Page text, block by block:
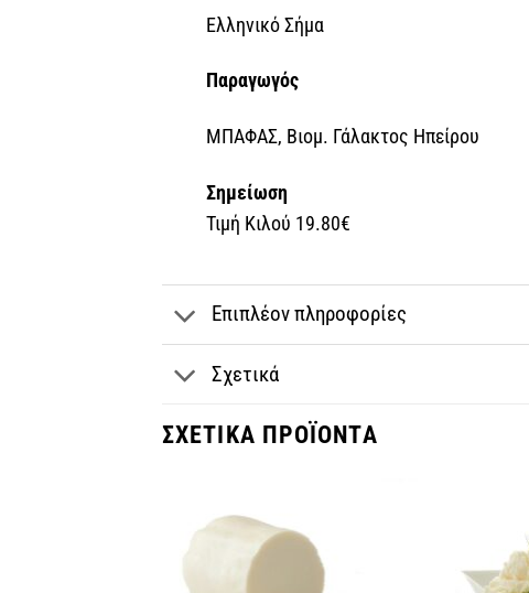
Ελληνικό Σήμα
Παραγωγός
ΜΠΑΦΑΣ, Βιομ. Γάλακτος Ηπείρου
Σημείωση
Τιμή Κιλού 19.80€
Επιπλέον πληροφορίες
Σχετικά
ΣΧΕΤΙΚΆ ΠΡΟΪΌΝΤΑ